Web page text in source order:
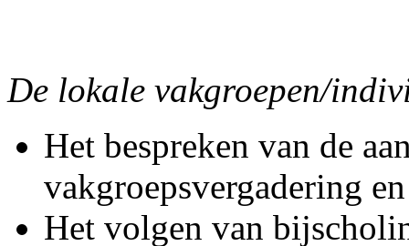
De lokale vakgroepen/
Het bespreken van de
vakgroepsvergadering
Het volgen van